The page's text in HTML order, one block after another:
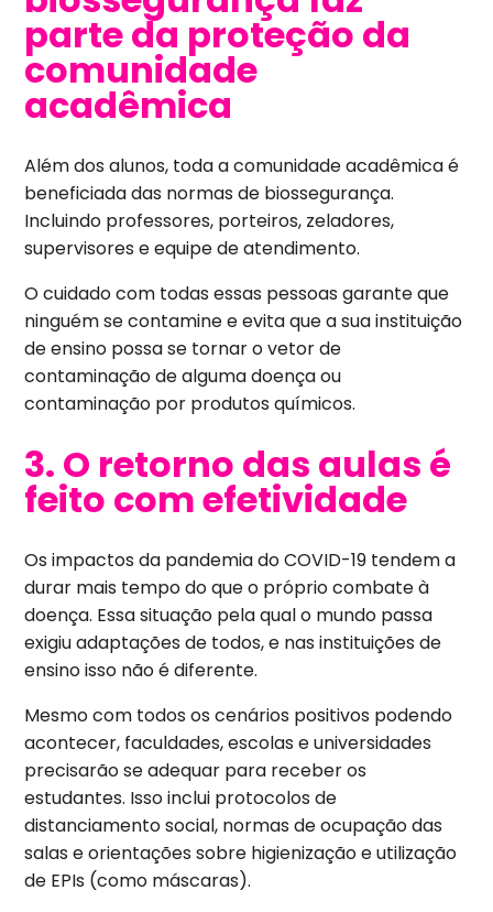
parte da proteção da
comunidade
acadêmica
Além dos alunos, toda a comunidade acadêmica é
beneficiada das normas de biossegurança.
Incluindo professores, porteiros, zeladores,
supervisores e equipe de atendimento.
O cuidado com todas essas pessoas garante que
ninguém se contamine e evita que a sua instituição
de ensino possa se tornar o vetor de
contaminação de alguma doença ou
contaminação por produtos químicos.
3. O retorno das aulas é
feito com efetividade
Os impactos da pandemia do COVID-19 tendem a
durar mais tempo do que o próprio combate à
doença. Essa situação pela qual o mundo passa
exigiu adaptações de todos, e nas instituições de
ensino isso não é diferente.
Mesmo com todos os cenários positivos podendo
acontecer, faculdades, escolas e universidades
precisarão se adequar para receber os
estudantes. Isso inclui protocolos de
distanciamento social, normas de ocupação das
salas e orientações sobre higienização e utilização
de EPIs (como máscaras).